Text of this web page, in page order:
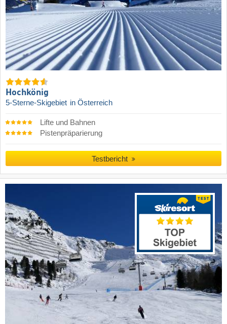
Hochkönig
5-Sterne-Skigebiet in Österreich
Lifte und Bahnen
Pistenpräparierung
Testbericht